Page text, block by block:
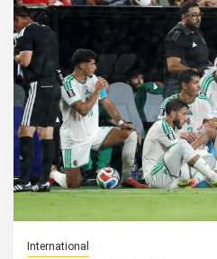
International